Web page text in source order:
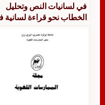
في لسانيات النص وتحليل
الخطاب نحو قراءة لسانية